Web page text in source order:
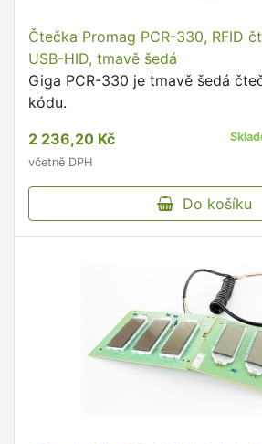
Čtečka Promag PCR-330, RFID
USB-HID, tmavě šedá
Giga PCR-330 je tmavě šedá
kódu.
2 236,20 Kč
včetně DPH
Do košíku